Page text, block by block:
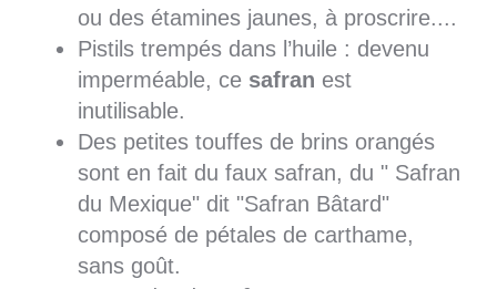
ou des étamines jaunes, à proscrire....
Pistils trempés dans l’huile : devenu
imperméable, ce safran est
inutilisable.
Des petites touffes de brins orangés
sont en fait du faux safran, du " Safran
du Mexique" dit "Safran Bâtard"
composé de pétales de carthame,
sans goût.